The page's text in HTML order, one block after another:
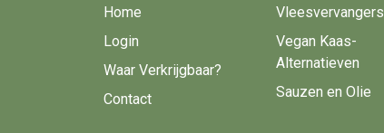
Home
Login
Waar Verkrijgbaar?
Contact
Vleesvervangers
Vegan Kaas-
Alternatieven
Sauzen en Olie